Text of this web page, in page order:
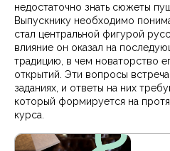
недостаточно знать сюжеты
Выпускнику необходимо
стал центральной фигурой
влияние он оказал на
традицию, в чем новаторство
открытий. Эти вопросы
заданиях, и ответы на них
который формируется на
курса.